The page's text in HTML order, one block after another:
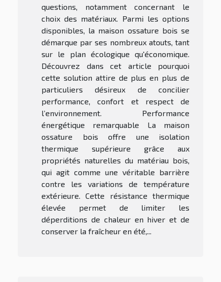
questions, notamment concernant le
choix des matériaux. Parmi les options
disponibles, la maison ossature bois se
démarque par ses nombreux atouts, tant
sur le plan écologique qu'économique.
Découvrez dans cet article pourquoi
cette solution attire de plus en plus de
particuliers désireux de concilier
performance, confort et respect de
l’environnement. Performance
énergétique remarquable La maison
ossature bois offre une isolation
thermique supérieure grâce aux
propriétés naturelles du matériau bois,
qui agit comme une véritable barrière
contre les variations de température
extérieure. Cette résistance thermique
élevée permet de limiter les
déperditions de chaleur en hiver et de
conserver la fraîcheur en été,...